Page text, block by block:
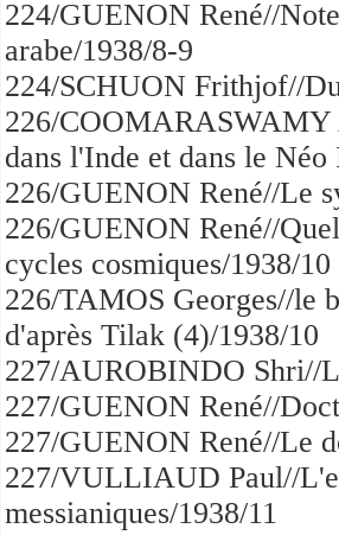
224/GUENON René//
arabe/1938/8-9
224/SCHUON Frithjof//
226/COOMARASWAMY
dans l'Inde et dans le
226/GUENON René//Le
226/GUENON René//
cycles cosmiques/1938/10
226/TAMOS Georges//le
d'après Tilak (4)/1938/10
227/AUROBINDO Shri//
227/GUENON René//
227/GUENON René//Le
227/VULLIAUD Paul//
messianiques/1938/11